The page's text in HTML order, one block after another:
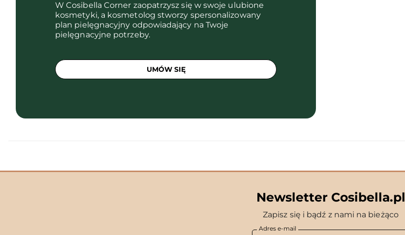
W Cosibella Corner zaopatrzysz się w swoje ulubione
kosmetyki, a kosmetolog stworzy spersonalizowany
plan pielęgnacyjny odpowiadający na Twoje
pielęgnacyjne potrzeby.
UMÓW SIĘ
Newsletter Cosibella.pl
Zapisz się i bądź z nami na bieżąco
Adres e-mail